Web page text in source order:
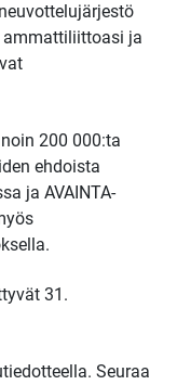
ammattiliittoasi ja
200 000:ta
ehdoista
ja AVAINTA-
31.
Seuraa